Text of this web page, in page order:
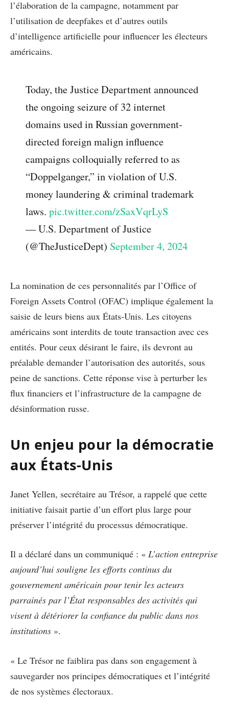
l’élaboration de la campagne, notamment par
l’utilisation de deepfakes et d’autres outils
d’intelligence artificielle pour influencer les électeurs
américains.
Today, the Justice Department announced
the ongoing seizure of 32 internet
domains used in Russian government-
directed foreign malign influence
campaigns colloquially referred to as
“Doppelganger,” in violation of U.S.
money laundering & criminal trademark
laws.pic.twitter.com/zSaxVqrLyS
— U.S. Department of Justice
(@TheJusticeDept) September 4, 2024
La nomination de ces personnalités par l’Office of
Foreign Assets Control (OFAC) implique également la
saisie de leurs biens aux États-Unis. Les citoyens
américains sont interdits de toute transaction avec ces
entités. Pour ceux désirant le faire, ils devront au
préalable demander l’autorisation des autorités, sous
peine de sanctions. Cette réponse vise à perturber les
flux financiers et l’infrastructure de la campagne de
désinformation russe.
Un enjeu pour la démocratie
aux États-Unis
Janet Yellen, secrétaire au Trésor, a rappelé que cette
initiative faisait partie d’un effort plus large pour
préserver l’intégrité du processus démocratique.
Il a déclaré dans un communiqué : « L’action entreprise
aujourd’hui souligne les efforts continus du
gouvernement américain pour tenir les acteurs
parrainés par l’État responsables des activités qui
visent à détériorer la confiance du public dans nos
institutions ».
« Le Trésor ne faiblira pas dans son engagement à
sauvegarder nos principes démocratiques et l’intégrité
de nos systèmes électoraux.